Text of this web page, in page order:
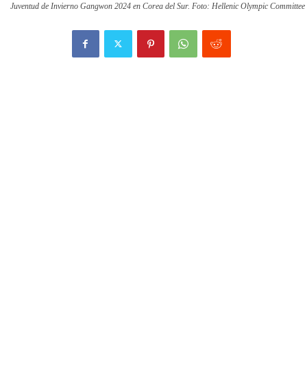
Juventud de Invierno Gangwon 2024 en Corea del Sur. Foto: Hellenic Olympic Committee